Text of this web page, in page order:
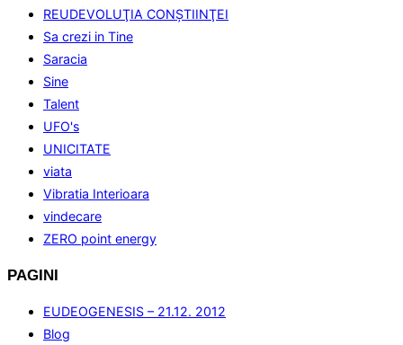
REUDEVOLUŢIA CONŞTIINŢEI
Sa crezi in Tine
Saracia
Sine
Talent
UFO's
UNICITATE
viata
Vibratia Interioara
vindecare
ZERO point energy
PAGINI
EUDEOGENESIS – 21.12. 2012
Blog